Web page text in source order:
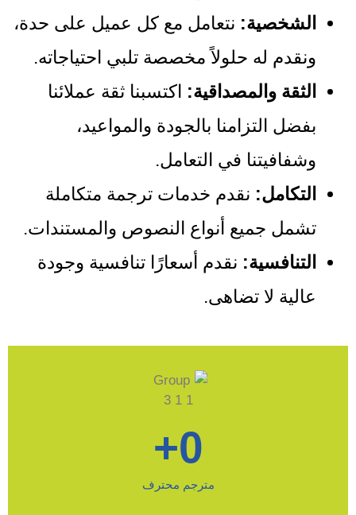
الشخصية: نتعامل مع كل عميل على حدة،
ونقدم له حلولاً مخصصة تلبي احتياجاته.
الثقة والمصداقية: اكتسبنا ثقة عملائنا
بفضل التزامنا بالجودة والمواعيد،
وشفافيتنا في التعامل.
التكامل: نقدم خدمات ترجمة متكاملة
تشمل جميع أنواع النصوص والمستندات.
التنافسية: نقدم أسعارًا تنافسية وجودة
عالية لا تضاهى.
مترجم محترف
0
+